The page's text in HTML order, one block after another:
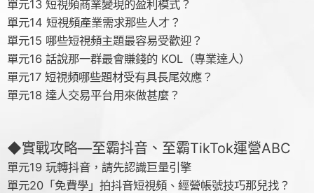
單元13 短視頻商業變現的盈利模式？
單元14 短視頻產業需求那些人才？
單元15 哪些短視頻主題最容易受歡迎？
單元16 話說那一群最會賺錢的 KOL（專業達人）
單元17 短視頻哪些題材受有具長尾效應？
單元18 達人交易平台用來做甚麼？
◆實戰攻略—至霸抖音、至霸TikTok運營ABC
單元19 玩轉抖音，請先認識巨量引擎
單元20「免費學」拍抖音短視頻、經營帳號技巧那兒找？